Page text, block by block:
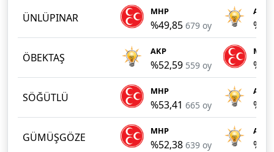
ÜNLÜPINAR MHP
%49,85 679 oy
AKP
ÖBEKTAŞ AKP
%52,59 559 oy
MHP
SÖĞÜTLÜ MHP
%53,41 665 oy
AKP
GÜMÜŞGÖZE MHP
%52,38 639 oy
AKP